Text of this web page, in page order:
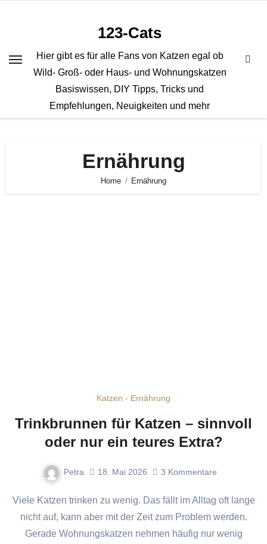
123-Cats
Hier gibt es für alle Fans von Katzen egal ob
Wild- Groß- oder Haus- und Wohnungskatzen
Basiswissen, DIY Tipps, Tricks und
Empfehlungen, Neuigkeiten und mehr
Ernährung
Home Ernährung
Katzen - Ernährung
Trinkbrunnen für Katzen – sinnvoll
oder nur ein teures Extra?
Petra 18. Mai 2026 3 Kommentare
Viele Katzen trinken zu wenig. Das fällt im Alltag oft lange
nicht auf, kann aber mit der Zeit zum Problem werden.
Gerade Wohnungskatzen nehmen häufig nur wenig